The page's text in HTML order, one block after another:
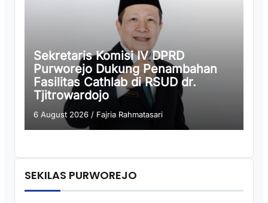
Sekretaris Komisi IV DPRD
Purworejo Dukung Penambahan
Fasilitas Cathlab di RSUD dr.
Tjitrowardojo
6 August 2026 / Fajria Rahmatasari
SEKILAS PURWOREJO